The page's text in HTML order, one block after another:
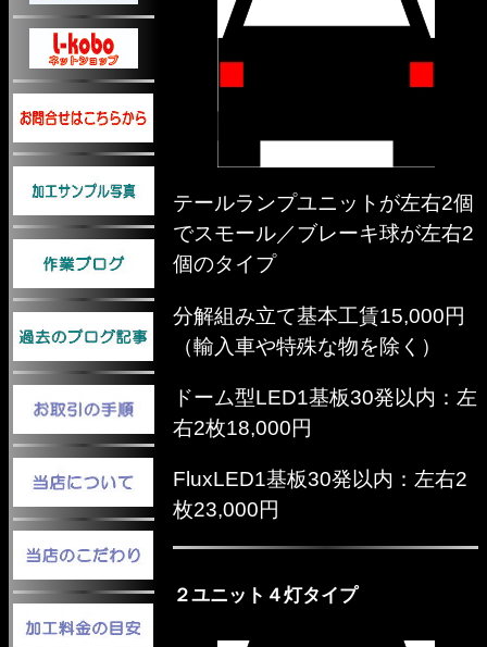
テールランプユニットが左右2個
でスモール／ブレーキ球が左右2
個のタイプ
分解組み立て基本工賃15,000円
（輸入車や特殊な物を除く）
ドーム型LED1基板30発以内：左
右2枚18,000円
FluxLED1基板30発以内：左右2
枚23,000円
２ユニット４灯タイプ